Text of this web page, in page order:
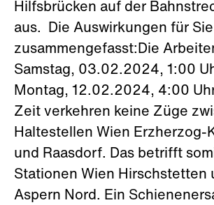
Hilfsbrücken auf der
aus. Die Auswirkungen für Sie
zusammengefasst:Die
Samstag, 03.02.2024, 1:00
Montag, 12.02.2024, 4:00
Zeit verkehren keine Züge
Haltestellen Wien Erzherzog-
und Raasdorf. Das betrifft
Stationen Wien Hirschstetten
Aspern Nord. Ein